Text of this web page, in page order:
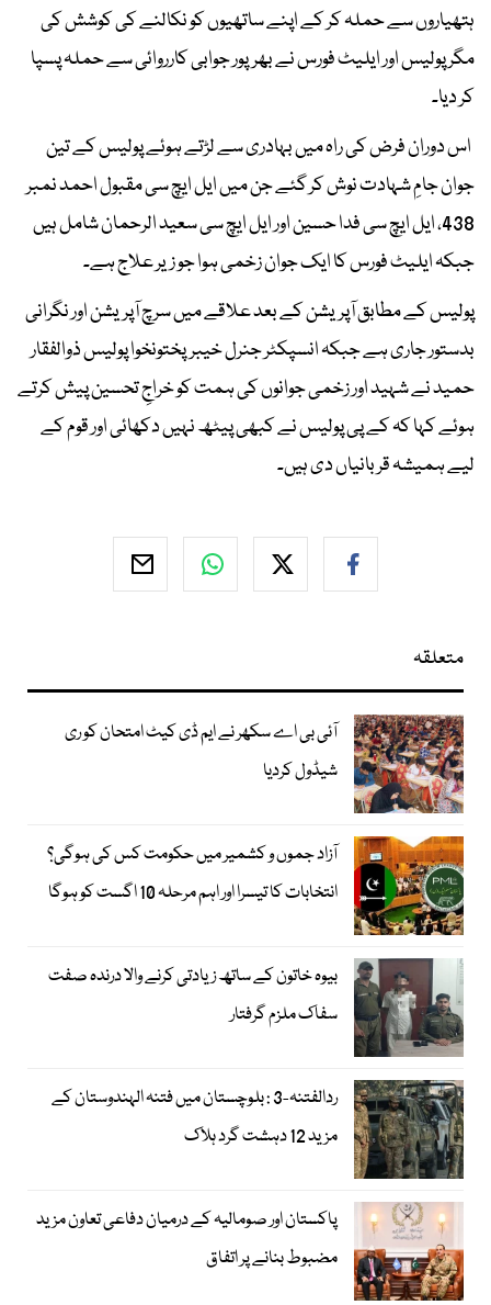
ہتھیاروں سے حملہ کر کے اپنے ساتھیوں کو نکالنے کی کوشش کی
مگر پولیس اور ایلیٹ فورس نے بھرپور جوابی کارروائی سے حملہ پسپا
کر دیا۔
اس دوران فرض کی راہ میں بہادری سے لڑتے ہوئے پولیس کے تین
جوان جامِ شہادت نوش کر گئے جن میں ایل ایچ سی مقبول احمد نمبر
438، ایل ایچ سی فدا حسین اور ایل ایچ سی سعید الرحمان شامل ہیں
جبکہ ایلیٹ فورس کا ایک جوان زخمی ہوا جو زیر علاج ہے۔
پولیس کے مطابق آپریشن کے بعد علاقے میں سرچ آپریشن اور نگرانی
بدستور جاری ہے جبکہ انسپکٹر جنرل خیبرپختونخوا پولیس ذوالفقار
حمید نے شہید اور زخمی جوانوں کی ہمت کو خراجِ تحسین پیش کرتے
ہوئے کہا کہ کے پی پولیس نے کبھی پیٹھ نہیں دکھائی اور قوم کے
لیے ہمیشہ قربانیاں دی ہیں۔
متعلقہ
آئی بی اے سکھر نے ایم ڈی کیٹ امتحان کو ری
شیڈول کردیا
آزاد جموں و کشمیر میں حکومت کس کی ہوگی؟
انتخابات کا تیسرا اور اہم مرحلہ 10 اگست کو ہوگا
بیوہ خاتون کے ساتھ زیادتی کرنے والا درندہ صفت
سفاک ملزم گرفتار
ردالفتنہ-3 : بلوچستان میں فتنہ الہندوستان کے
مزید 12 دہشت گرد ہلاک
پاکستان اور صومالیہ کے درمیان دفاعی تعاون مزید
مضبوط بنانے پر اتفاق